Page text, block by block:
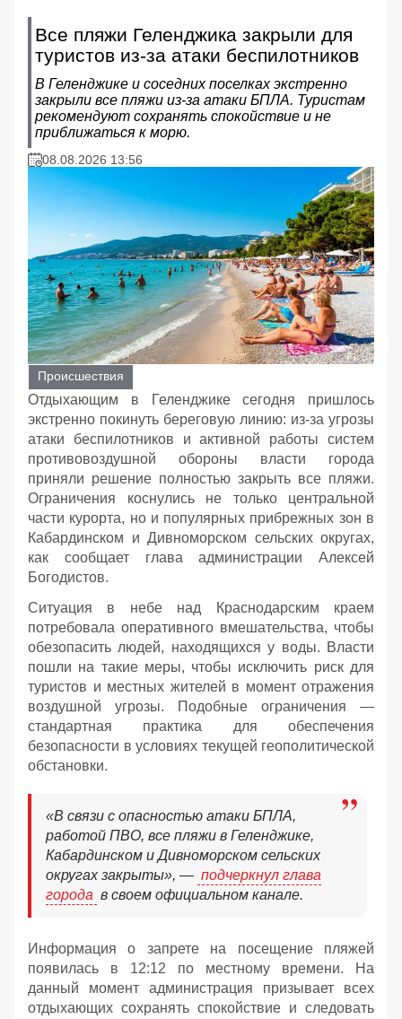
Все пляжи Геленджика закрыли для
туристов из-за атаки беспилотников
В Геленджике и соседних поселках экстренно
закрыли все пляжи из-за атаки БПЛА. Туристам
рекомендуют сохранять спокойствие и не
приближаться к морю.
08.08.2026 13:56
Происшествия
Отдыхающим в Геленджике сегодня пришлось
экстренно покинуть береговую линию: из-за угрозы
атаки беспилотников и активной работы систем
противовоздушной обороны власти города
приняли решение полностью закрыть все пляжи.
Ограничения коснулись не только центральной
части курорта, но и популярных прибрежных зон в
Кабардинском и Дивноморском сельских округах,
как сообщает глава администрации Алексей
Богодистов.
Ситуация в небе над Краснодарским краем
потребовала оперативного вмешательства, чтобы
обезопасить людей, находящихся у воды. Власти
пошли на такие меры, чтобы исключить риск для
туристов и местных жителей в момент отражения
воздушной угрозы. Подобные ограничения —
стандартная практика для обеспечения
безопасности в условиях текущей геополитической
обстановки.
«В связи с опасностью атаки БПЛА,
работой ПВО, все пляжи в Геленджике,
Кабардинском и Дивноморском сельских
округах закрыты», — подчеркнул глава
города в своем официальном канале.
Информация о запрете на посещение пляжей
появилась в 12:12 по местному времени. На
данный момент администрация призывает всех
отдыхающих сохранять спокойствие и следовать